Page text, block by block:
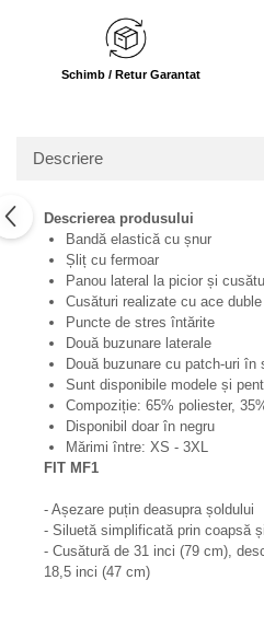
Schimb / Retur Garantat
Descriere
Descrierea produsului
Bandă elastică cu șnur
Șliț cu fermoar
Panou lateral la picior și
Cusături realizate cu ace duble
Puncte de stres întărite
Două buzunare laterale
Două buzunare cu patch-uri în
Sunt disponibile modele și
Compoziție: 65% poliester,
Disponibil doar în negru
Mărimi între: XS - 3XL
FIT MF1
- Așezare puțin deasupra șoldului
- Siluetă simplificată prin coapsă
- Cusătură de 31 inci (79 cm),
18,5 inci (47 cm)